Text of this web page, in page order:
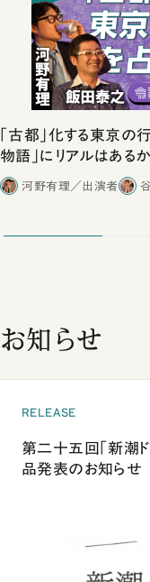
「古都」化する東京
物語」にリアルはある
河野有理／出演者
お知らせ
RELEASE
第二十五回「新潮
品発表のお知らせ